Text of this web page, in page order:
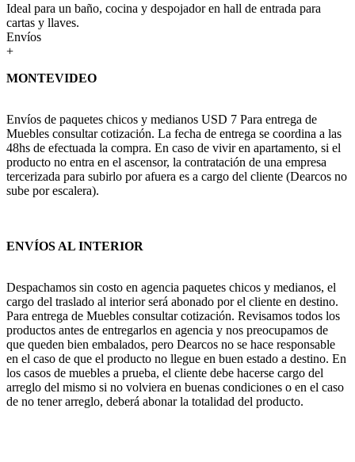
Ideal para un baño, cocina y despojador en hall de entrada para
cartas y llaves.
Envíos
+
MONTEVIDEO
Envíos de paquetes chicos y medianos USD 7 Para entrega de
Muebles consultar cotización. La fecha de entrega se coordina a las
48hs de efectuada la compra. En caso de vivir en apartamento, si el
producto no entra en el ascensor, la contratación de una empresa
tercerizada para subirlo por afuera es a cargo del cliente (Dearcos no
sube por escalera).
ENVÍOS AL INTERIOR
Despachamos sin costo en agencia paquetes chicos y medianos, el
cargo del traslado al interior será abonado por el cliente en destino.
Para entrega de Muebles consultar cotización. Revisamos todos los
productos antes de entregarlos en agencia y nos preocupamos de
que queden bien embalados, pero Dearcos no se hace responsable
en el caso de que el producto no llegue en buen estado a destino. En
los casos de muebles a prueba, el cliente debe hacerse cargo del
arreglo del mismo si no volviera en buenas condiciones o en el caso
de no tener arreglo, deberá abonar la totalidad del producto.